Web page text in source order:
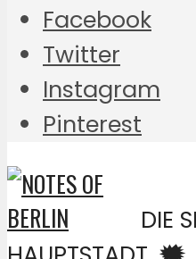
Facebook
Twitter
Instagram
Pinterest
DIE